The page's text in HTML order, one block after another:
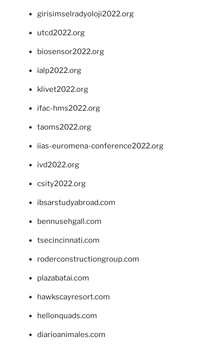
girisimselradyoloji2022.org
utcd2022.org
biosensor2022.org
ialp2022.org
klivet2022.org
ifac-hms2022.org
taoms2022.org
iias-euromena-conference2022.org
ivd2022.org
csity2022.org
ibsarstudyabroad.com
bennusehgall.com
tsecincinnati.com
roderconstructiongroup.com
plazabatai.com
hawkscayresort.com
hellonquads.com
diarioanimales.com